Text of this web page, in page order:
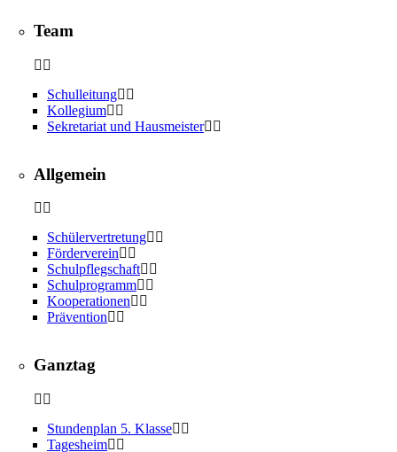
Team
Schulleitung
Kollegium
Sekretariat und Hausmeister
Allgemein
Schülervertretung
Förderverein
Schulpflegschaft
Schulprogramm
Kooperationen
Prävention
Ganztag
Stundenplan 5. Klasse
Tagesheim